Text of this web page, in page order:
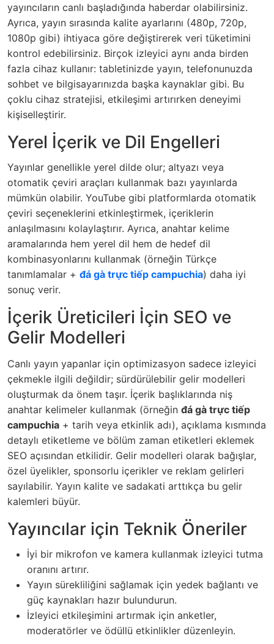
yayıncıların canlı başladığında haberdar olabilirsiniz.
Ayrıca, yayın sırasında kalite ayarlarını (480p, 720p,
1080p gibi) ihtiyaca göre değiştirerek veri tüketimini
kontrol edebilirsiniz. Birçok izleyici aynı anda birden
fazla cihaz kullanır: tabletinizde yayın, telefonunuzda
sohbet ve bilgisayarınızda başka kaynaklar gibi. Bu
çoklu cihaz stratejisi, etkileşimi artırırken deneyimi
kişiselleştirir.
Yerel İçerik ve Dil Engelleri
Yayınlar genellikle yerel dilde olur; altyazı veya
otomatik çeviri araçları kullanmak bazı yayınlarda
mümkün olabilir. YouTube gibi platformlarda otomatik
çeviri seçeneklerini etkinleştirmek, içeriklerin
anlaşılmasını kolaylaştırır. Ayrıca, anahtar kelime
aramalarında hem yerel dil hem de hedef dil
kombinasyonlarını kullanmak (örneğin Türkçe
tanımlamalar + đá gà trực tiếp campuchia) daha iyi
sonuç verir.
İçerik Üreticileri İçin SEO ve
Gelir Modelleri
Canlı yayın yapanlar için optimizasyon sadece izleyici
çekmekle ilgili değildir; sürdürülebilir gelir modelleri
oluşturmak da önem taşır. İçerik başlıklarında niş
anahtar kelimeler kullanmak (örneğin đá gà trực tiếp
campuchia + tarih veya etkinlik adı), açıklama kısmında
detaylı etiketleme ve bölüm zaman etiketleri eklemek
SEO açısından etkilidir. Gelir modelleri olarak bağışlar,
özel üyelikler, sponsorlu içerikler ve reklam gelirleri
sayılabilir. Yayın kalite ve sadakati arttıkça bu gelir
kalemleri büyür.
Yayıncılar için Teknik Öneriler
İyi bir mikrofon ve kamera kullanmak izleyici tutma
oranını artırır.
Yayın sürekliliğini sağlamak için yedek bağlantı ve
güç kaynakları hazır bulundurun.
İzleyici etkileşimini artırmak için anketler,
moderatörler ve ödüllü etkinlikler düzenleyin.